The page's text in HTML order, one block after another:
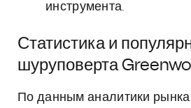
инструмента.
Статистика и
шуруповерта
По данным аналитики рынка